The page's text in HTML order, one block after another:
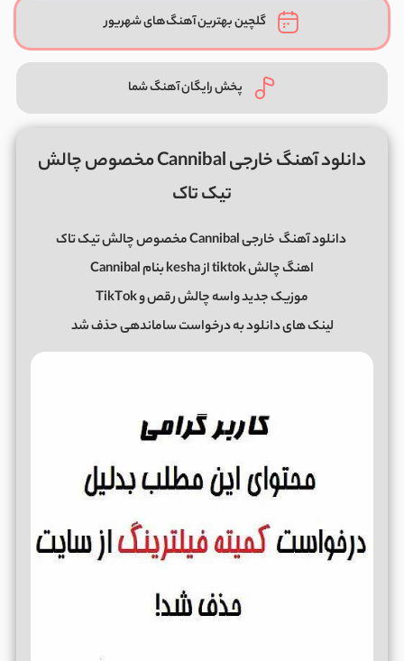
گلچین بهترین آهنگ‌های شهریور
پخش رایگان آهنگ شما
دانلود آهنگ خارجی Cannibal مخصوص چالش
تیک تاک
دانلود آهنگ خارجی Cannibal مخصوص چالش تیک تاک
اهنگ چالش tiktok از kesha بنام Cannibal
موزیک جدید واسه چالش رقص و TikTok
لینک های دانلود به درخواست ساماندهی حذف شد